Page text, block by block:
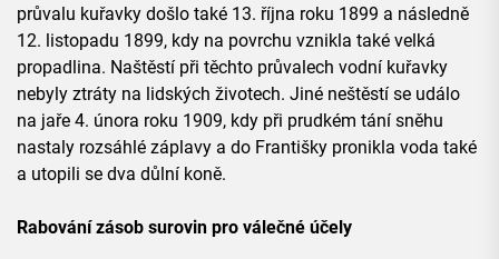
průvalu kuřavky došlo také 13. října roku 1899 a následně
12. listopadu 1899, kdy na povrchu vznikla také velká
propadlina. Naštěstí při těchto průvalech vodní kuřavky
nebyly ztráty na lidských životech. Jiné neštěstí se událo
na jaře 4. února roku 1909, kdy při prudkém tání sněhu
nastaly rozsáhlé záplavy a do Františky pronikla voda také
a utopili se dva důlní koně.
Rabování zásob surovin pro válečné účely